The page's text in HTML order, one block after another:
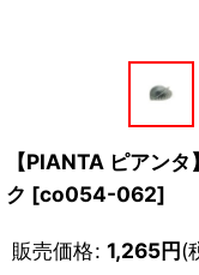
【PIANTA ピアン
ク [co054-062]
販売価格: 1,265円(